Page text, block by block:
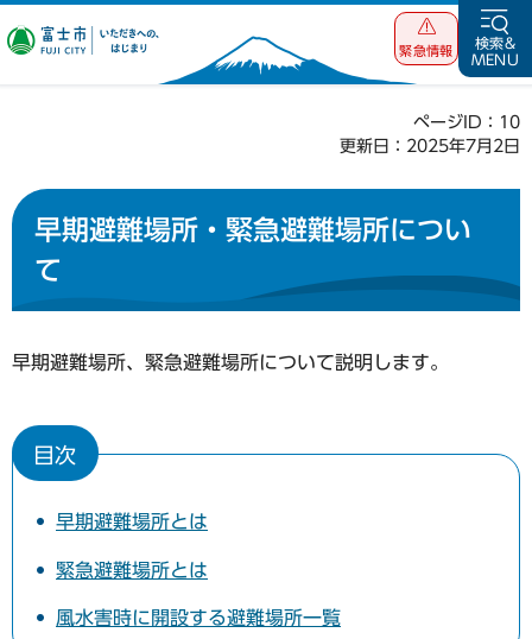
富士市 いただ
緊急情報
検索&
MENU
ページID：10
更新日：2025年7月2日
早期避難場所・緊急避難場所につい
て
早期避難場所、緊急避難場所について説明します。
目次
早期避難場所とは
緊急避難場所とは
風水害時に開設する避難場所一覧